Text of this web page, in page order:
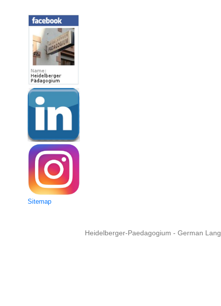
Sitemap
Heidelberger-Paedagogium - German